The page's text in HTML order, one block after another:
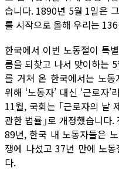
습니다. 1890년 5월 1일은
를 시작으로 올해 우리는
한국에서 이번 노동절이 특
름을 되찾고 나서 맞이하는
를 거쳐 온 한국에서는 노동
위해 ‘노동자’ 대신 ‘근로자
11월, 국회는 ｢근로자의 날
관한 법률｣로 개정했습니다
89년, 한국 내 노동자들은
쟁에 나섰고 37년 만에 노
다.